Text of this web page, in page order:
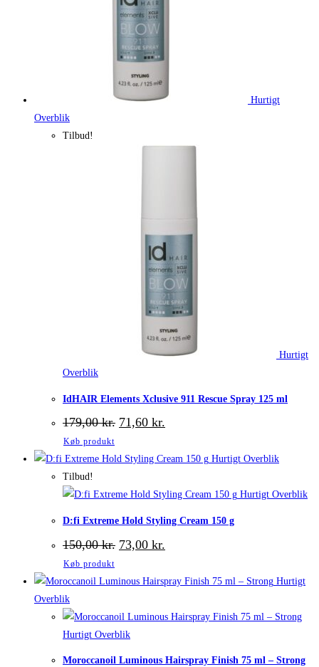
Hurtigt
Overblik
Tilbud!
Hurtigt
Overblik
IdHAIR Elements Xclusive 911 Rescue Spray 125 ml
179,00kr. Den
oprindelige
var:
71,60 kr.
er:
Køb produkt
Hurtigt Overblik
Tilbud!
Hurtigt Overblik
D:fi Extreme Hold Styling Cream 150 g
150,00kr. Den
oprindelige
var:
73,00 kr.
aktuelle
er:
Køb produkt
Hurtigt
Overblik
Hurtigt Overblik
Moroccanoil Luminous Hairspray Finish 75 ml – Strong